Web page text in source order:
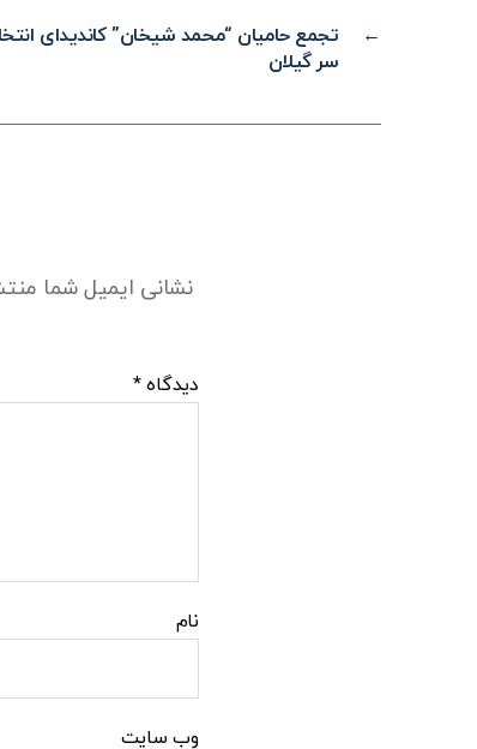
←
تجمع حامیان “محمد شیخان” کاندیدای
سر گیلان
نشانی ایمیل شما
دیدگاه*
نام
وب‌ سایت